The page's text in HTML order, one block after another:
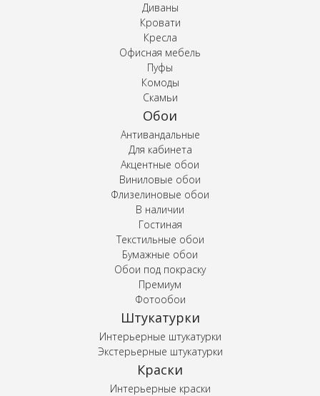
Диваны
Кровати
Кресла
Офисная мебель
Пуфы
Комоды
Скамьи
Обои
Антивандальные
Для кабинета
Акцентные обои
Виниловые обои
Флизелиновые обои
В наличии
Гостиная
Текстильные обои
Бумажные обои
Обои под покраску
Премиум
Фотообои
Штукатурки
Интерьерные штукатурки
Экстерьерные штукатурки
Краски
Интерьерные краски